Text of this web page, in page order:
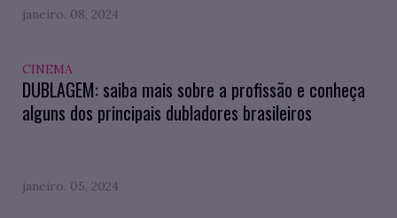
janeiro. 08, 2024
CINEMA
DUBLAGEM: saiba mais sobre a profissão e conheça
alguns dos principais dubladores brasileiros
janeiro. 05, 2024